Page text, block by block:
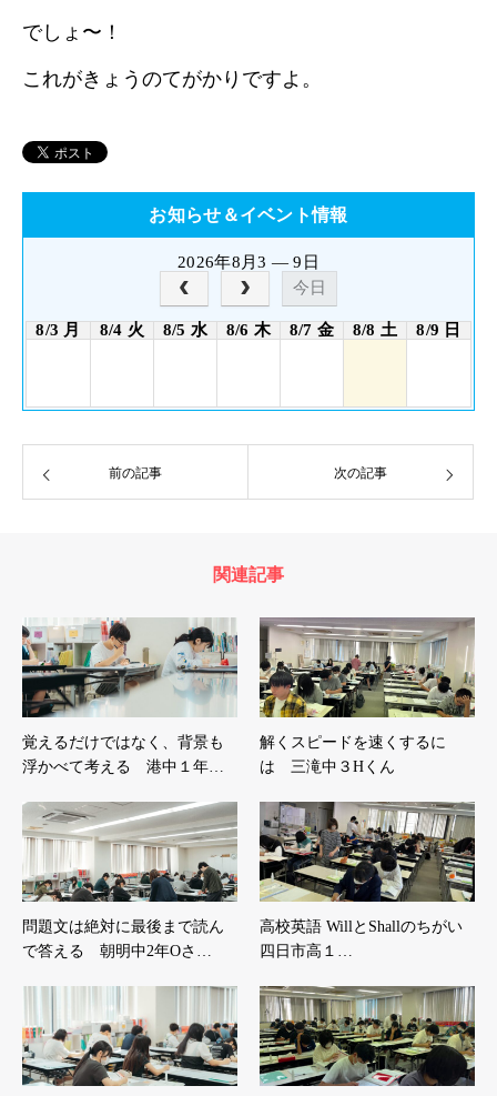
でしょ〜！
これがきょうのてがかりですよ。
お知らせ＆イベント情報
2026年8月3 — 9日
今日
8/3 月 8/4 火 8/5 水 8/6 木 8/7 金 8/8 土 8/9 日
前の記事 次の記事
関連記事
覚えるだけではなく、背景も
浮かべて考える 港中１年…
解くスピードを速くするに
は 三滝中３Hくん
問題文は絶対に最後まで読ん
で答える 朝明中2年Oさ…
高校英語 WillとShallのちがい
四日市高１…